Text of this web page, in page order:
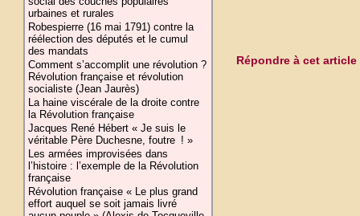
urbaines et rurales
Robespierre (16 mai 1791) contre la
réélection des députés et le cumul
des mandats
Comment s’accomplit une révolution ?
Révolution française et révolution
socialiste (Jean Jaurès)
La haine viscérale de la droite contre
la Révolution française
Jacques René Hébert « Je suis le
véritable Père Duchesne, foutre ! »
Les armées improvisées dans
l’histoire : l’exemple de la Révolution
française
Révolution française « Le plus grand
effort auquel se soit jamais livré
Répondre à cet article